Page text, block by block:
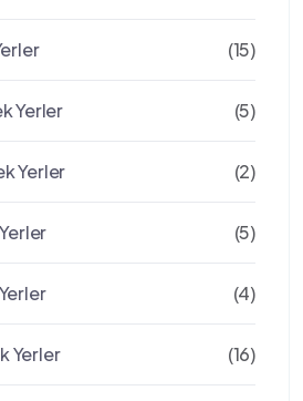
(15)
Yerler (5)
Yerler (2)
(5)
(4)
Yerler (16)